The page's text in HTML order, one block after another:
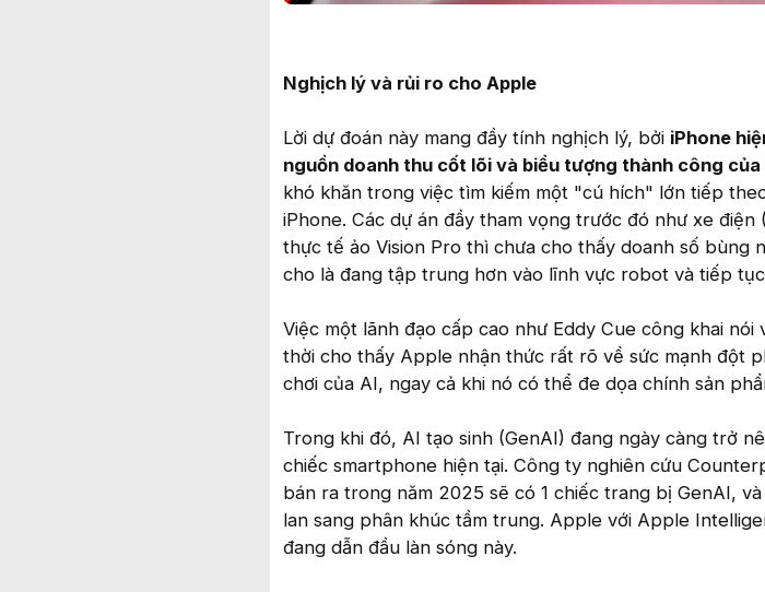
Nghịch lý và rủi ro cho Apple
Lời dự đoán này mang đầy tính nghịch lý, bởi iPhone
nguồn doanh thu cốt lõi và biểu tượng thành công của
khó khăn trong việc tìm kiếm một "cú hích" lớn tiếp
iPhone. Các dự án đầy tham vọng trước đó như xe
thực tế ảo Vision Pro thì chưa cho thấy doanh số bùng
cho là đang tập trung hơn vào lĩnh vực robot và tiếp
Việc một lãnh đạo cấp cao như Eddy Cue công khai
thời cho thấy Apple nhận thức rất rõ về sức mạnh đột
chơi của AI, ngay cả khi nó có thể đe dọa chính sản
Trong khi đó, AI tạo sinh (GenAI) đang ngày càng trở
chiếc smartphone hiện tại. Công ty nghiên cứu
bán ra trong năm 2025 sẽ có 1 chiếc trang bị GenAI,
lan sang phân khúc tầm trung. Apple với Apple
đang dẫn đầu làn sóng này.